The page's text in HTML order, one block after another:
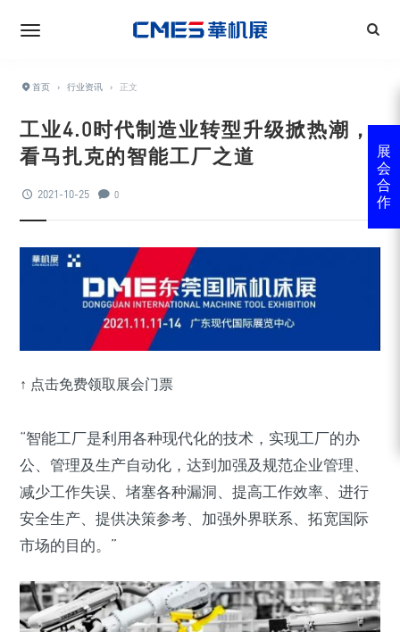
首页 › 行业资讯 › 正文
工业4.0时代制造业转型升级掀热潮，
看马扎克的智能工厂之道
2021-10-25 0
↑ 点击免费领取展会门票
“智能工厂是利用各种现代化的技术，实现工厂的办
公、管理及生产自动化，达到加强及规范企业管理、
减少工作失误、堵塞各种漏洞、提高工作效率、进行
安全生产、提供决策参考、加强外界联系、拓宽国际
市场的目的。”
展
会
合
作